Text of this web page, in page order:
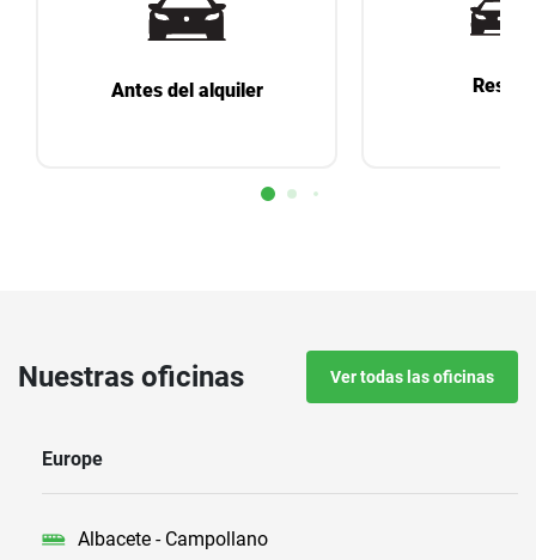
Antes del alquiler
Nuestras oficinas Ver todas las oficinas
Europe
Albacete - Campollano